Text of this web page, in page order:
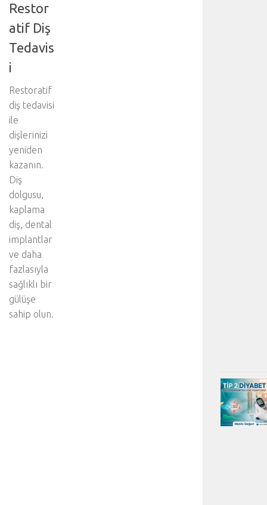
Restor
atif Diş
Tedavis
i
Restoratif
diş tedavisi
ile
dişlerinizi
yeniden
kazanın.
Diş
dolgusu,
kaplama
diş, dental
implantlar
ve daha
fazlasıyla
sağlıklı bir
gülüşe
sahip olun.